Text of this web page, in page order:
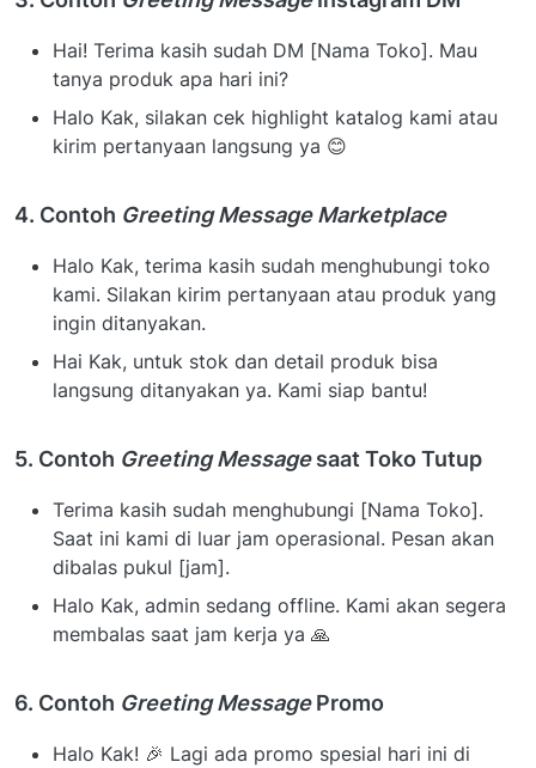
Hai! Terima kasih sudah DM [Nama Toko]. Mau
tanya produk apa hari ini?
Halo Kak, silakan cek highlight katalog kami atau
kirim pertanyaan langsung ya 😊
4. Contoh Greeting Message Marketplace
Halo Kak, terima kasih sudah menghubungi toko
kami. Silakan kirim pertanyaan atau produk yang
ingin ditanyakan.
Hai Kak, untuk stok dan detail produk bisa
langsung ditanyakan ya. Kami siap bantu!
5. Contoh Greeting Messagesaat Toko Tutup
Terima kasih sudah menghubungi [Nama Toko].
Saat ini kami di luar jam operasional. Pesan akan
dibalas pukul [jam].
Halo Kak, admin sedang offline. Kami akan segera
membalas saat jam kerja ya 🙏
6. Contoh Greeting MessagePromo
Halo Kak! 🎉 Lagi ada promo spesial hari ini di